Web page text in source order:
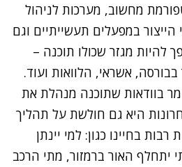
מחשוב, מערכות לניהול
הייצור במפעלים תעשייתיים וגם
להיות מגזר שכולו תוכנה –
אשראי, הלוואות ועוד.
לומר בוודאות שתוכנה מנהלת את
היא גם חולשת על תהליך
בחיינו כגון: למי יינתן
יתחלף האור ברמזור, מתי הרכב